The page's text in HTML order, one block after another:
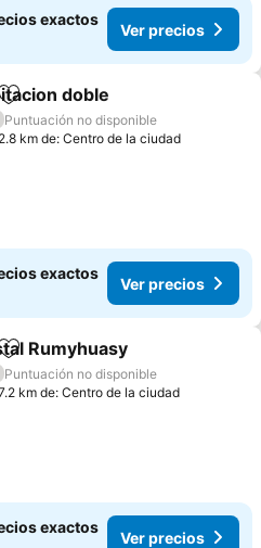
exactos
Ver precios
Agregar a favoritos
doble
Puntuación no disponible
km de: Centro de la ciudad
exactos
Ver precios
Agregar a favoritos
Rumyhuasy
Puntuación no disponible
km de: Centro de la ciudad
exactos
Ver precios